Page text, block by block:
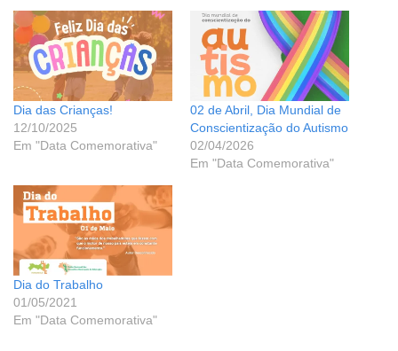
Dia das Crianças!
12/10/2025
Em "Data Comemorativa"
02 de Abril, Dia Mundial de
Conscientização do Autismo
02/04/2026
Em "Data Comemorativa"
Dia do Trabalho
01/05/2021
Em "Data Comemorativa"